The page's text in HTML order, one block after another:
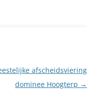
afscheidsviering
dominee Hoogterp →